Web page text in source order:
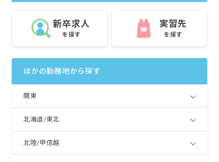
新卒求人
を探す
実習先
を探す
ほかの勤務地から探す
関東
北海道/東北
北陸/甲信越